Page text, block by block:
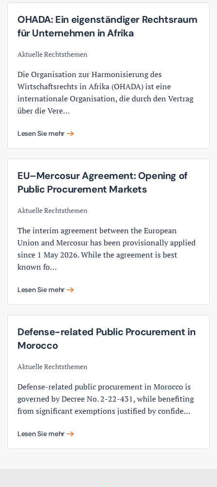
OHADA: Ein eigenständiger Rechtsraum
für Unternehmen in Afrika
Aktuelle Rechtsthemen
Die Organisation zur Harmonisierung des
Wirtschaftsrechts in Afrika (OHADA) ist eine
internationale Organisation, die durch den Vertrag
über die Vere…
Lesen Sie mehr
EU–Mercosur Agreement: Opening of
Public Procurement Markets
Aktuelle Rechtsthemen
The interim agreement between the European
Union and Mercosur has been provisionally applied
since 1 May 2026. While the agreement is best
known fo…
Lesen Sie mehr
Defense-related Public Procurement in
Morocco
Aktuelle Rechtsthemen
Defense-related public procurement in Morocco is
governed by Decree No. 2-22-431, while benefiting
from significant exemptions justified by confide…
Lesen Sie mehr